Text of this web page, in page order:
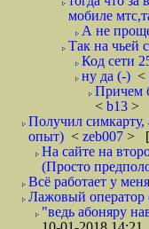
мобиле
А не
Так на чьей
Код сети
ну да (-) <
Причем
< b13 >
Получил симкарту,
опыт) < zeb007 >
На сайте на
(Просто
Всё работает у
Лажовый оператор
"ведь абоняру